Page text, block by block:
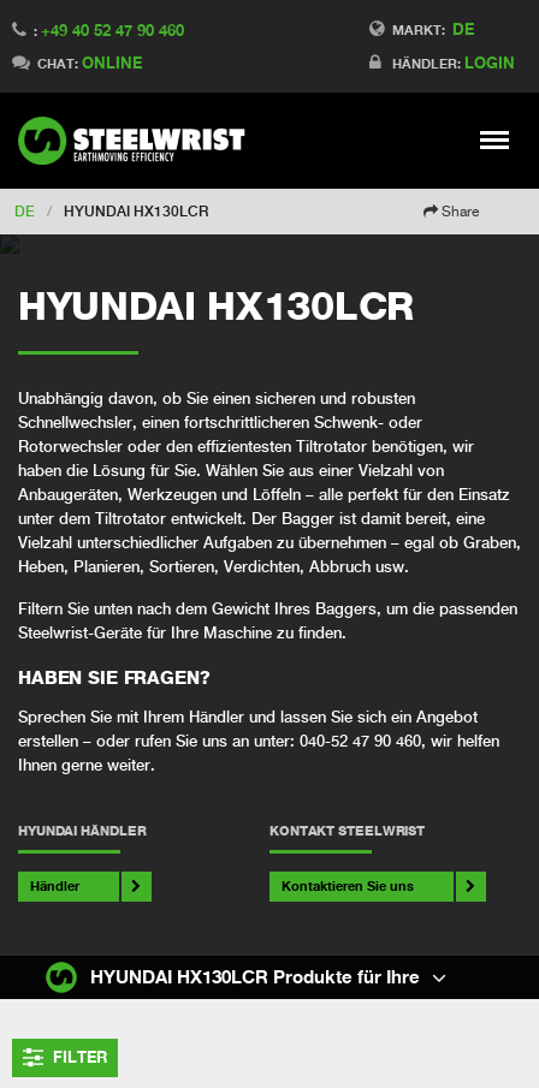
MARKT: DE
HÄNDLER: LOGIN
: +49 40 52 47 90 460
CHAT: ONLINE
Meny
Switch to Finland
Switch to Denmark
Switch to China
Switch to Australia
Change market
DE / HYUNDAI HX130LCR Share
HYUNDAI HX130LCR
Unabhängig davon, ob Sie einen sicheren und robusten
Schnellwechsler, einen fortschrittlicheren Schwenk- oder
Rotorwechsler oder den effizientesten Tiltrotator benötigen, wir
haben die Lösung für Sie. Wählen Sie aus einer Vielzahl von
Anbaugeräten, Werkzeugen und Löffeln – alle perfekt für den Einsatz
unter dem Tiltrotator entwickelt. Der Bagger ist damit bereit, eine
Vielzahl unterschiedlicher Aufgaben zu übernehmen – egal ob Graben,
Heben, Planieren, Sortieren, Verdichten, Abbruch usw.
Filtern Sie unten nach dem Gewicht Ihres Baggers, um die passenden
Steelwrist-Geräte für Ihre Maschine zu finden.
HABEN SIE FRAGEN?
Sprechen Sie mit Ihrem Händler und lassen Sie sich ein Angebot
erstellen – oder rufen Sie uns an unter: 040-52 47 90 460, wir helfen
Ihnen gerne weiter.
HYUNDAI HÄNDLER
Händler
KONTAKT STEELWRIST
Kontaktieren Sie uns
FILTER
HYUNDAI HX130LCR Produkte für Ihre